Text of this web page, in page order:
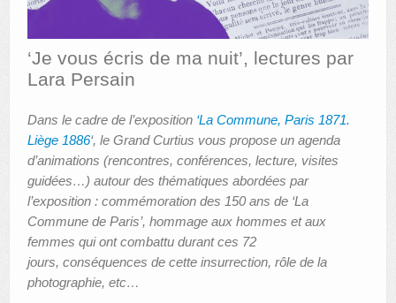
ANIMATIONS DES MUSÉES
PUBLICATIONS
LES APPELS À PROJETS
LE PORTAIL DES COLLECTIONS
‘Je vous écris de ma nuit’, lectures par
Lara Persain
Dans le cadre de l’exposition ‘La Commune, Paris 1871.
Liège 1886‘, le Grand Curtius vous propose un agenda
d’animations (rencontres, conférences, lecture, visites
guidées…) autour des thématiques abordées par
l’exposition : commémoration des 150 ans de ‘La
Commune de Paris’, hommage aux hommes et aux
femmes qui ont combattu durant ces 72
jours, conséquences de cette insurrection, rôle de la
photographie, etc…